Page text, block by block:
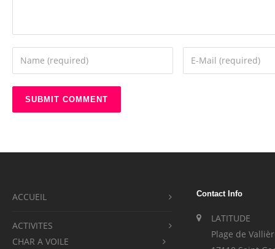
ACCUEIL
ACTIVITES
CHAR A VOILE
Contact Info
LATITUDE
Plage de